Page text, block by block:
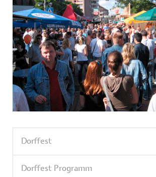
Dorffest
Dorffest Programm